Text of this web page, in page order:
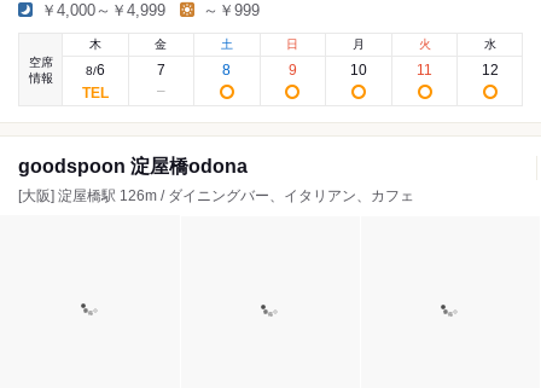
￥4,000～￥4,999 ～￥999
空席
情報
木
8/6
金
7
土
8
日
9
月
10
火
11
水
12
goodspoon 淀屋橋odona
[大阪] 淀屋橋駅 126m / ダイニングバー、イタリアン、カフェ